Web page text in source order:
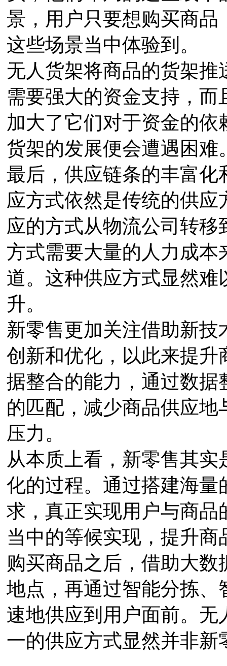
景，用户只要想购买商
这些场景当中体验到。
无人货架将商品的货架
需要强大的资金支持，
加大了它们对于资金的
货架的发展便会遭遇困难
最后，供应链条的丰富
应方式依然是传统的供
应的方式从物流公司转
方式需要大量的人力成
道。这种供应方式显然
升。
新零售更加关注借助新
创新和优化，以此来提
据整合的能力，通过数
的匹配，减少商品供应
压力。
从本质上看，新零售其
化的过程。通过搭建海
求，真正实现用户与商
当中的等候实现，提升
购买商品之后，借助大
地点，再通过智能分拣
速地供应到用户面前。
一的供应方式显然并非新